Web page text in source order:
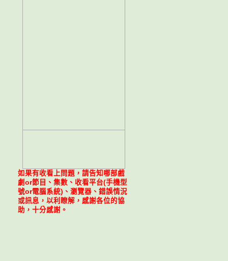
如果有收看上問題，請告知哪部戲
劇or節目、集數、收看平台(手機型
號or電腦系統)、瀏覽器、錯誤情況
或訊息，以利瞭解，感謝各位的協
助，十分感謝。